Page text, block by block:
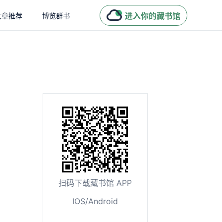
章推荐 博览群书 进入你的藏书馆
扫码下载藏书馆 APP
IOS/Android